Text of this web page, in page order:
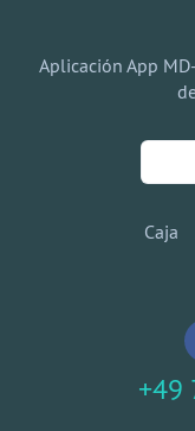
Aplicación App
Caja
+49